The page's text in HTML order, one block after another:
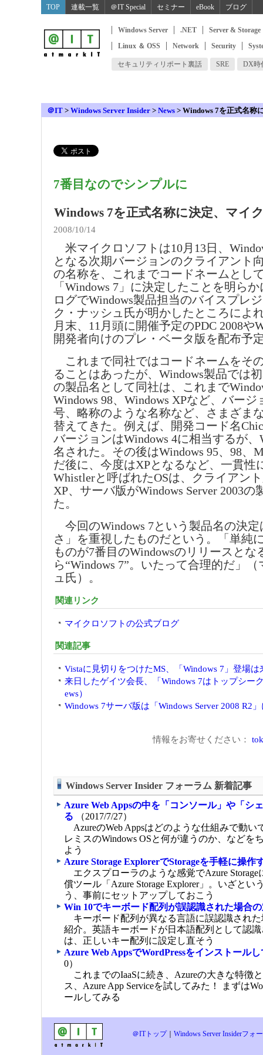
TOP 連載一覧 ＠IT Special セミナー eBook ブログ
Windows Server .NET
Server & Storage
Linux ＆ OSS
Network Security
セキュリティリポート裏話 SRE DX時
＠IT > Windows Server Insider > News > Windows 7を正式名称
7番目なのでシンプルに
Windows 7を正式名称に決定、マイ
2008/10/14
米マイクロソフトは10月13日、
となる次期バージョンのクライアント
の名称を、これまでコードネームとし
「Windows 7」に決定したことを明ら
ログでWindows製品担当のバイスプレ
ク・ナッシュ氏が明かしたところによ
月末、11月頭に開催予定のPDC 2008や
開発者向けのプレ・ベータ版を配布予
これまで同社ではコードネームをそ
ることはあったが、Windows製品では
の製品名として同社は、これまで
Windows 98、Windows XPなど、バー
号、略称のような名称など、さまざま
替えてきた。例えば、開発コード名
バージョンはWindows 4に相当するが、
名された。その後はWindows 95、98、
だ後に、今度はXPとなるなど、一貫性
Whistlerと呼ばれたOSは、クライアン
XP、サーバ版がWindows Server 2003の
た。
今回のWindows 7という製品名の決定
さ」を重視したものだという。「単純
ものが7番目のWindowsのリリースとな
ら“Windows 7”。いたって合理的だ」
ュ氏）。
関連リンク
マイクロソフトの公式ブログ
関連記事
Vistaに見切りをつけたMS、「Windows 7」登場
来日したゲイツ会長、「Windows 7はトップシー
ews）
Windows 7サーバ版は「Windows Server 2008 R2
情報をお寄せください：
Windows Server Insider フォーラム 新着記事
Azure Web Appsの中を「コンソール」や「シ
る （2017/7/27）
AzureのWeb Appsはどのような仕組みで動い
レミスのWindows OSと何が違うのか、などを
よう
Azure Storage ExplorerでStorageを手軽に操作
エクスプローラのような感覚でAzure Storage
償ツール「Azure Storage Explorer」。いざとい
う、事前にセットアップしておこう
Win 10でキーボード配列が誤認識された場合
キーボード配列が異なる言語に誤認識され
紹介。英語キーボードが日本語配列として認
は、正しいキー配列に設定し直そう
Azure Web AppsでWordPressをインストール
0）
これまでのIaaSに続き、Azureの大きな特徴
ス、Azure App Serviceを試してみた！ まずは
ールしてみる
＠ITトップ｜ Windows Server Insiderフォ